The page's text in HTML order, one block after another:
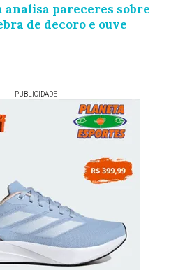
analisa pareceres sobre
de decoro e ouve
PUBLICIDADE